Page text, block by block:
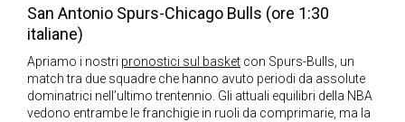
San Antonio Spurs-Chicago Bulls (ore 1:30
italiane)
Apriamo i nostri pronostici sul basket con Spurs-Bulls, un
match tra due squadre che hanno avuto periodi da assolute
dominatrici nell’ultimo trentennio. Gli attuali equilibri della NBA
vedono entrambe le franchigie in ruoli da comprimarie, ma la